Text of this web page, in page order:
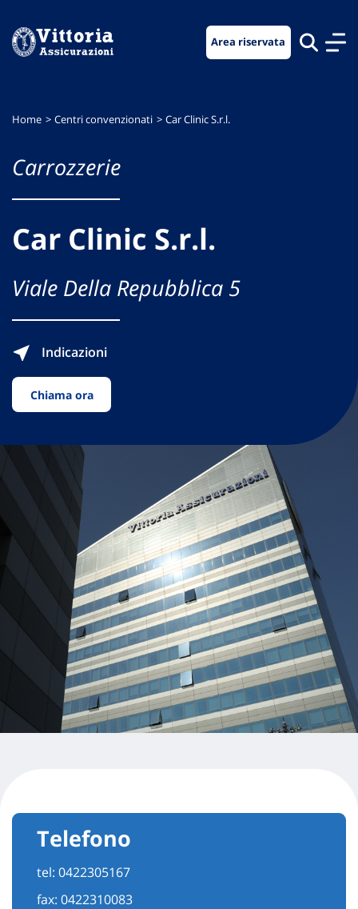
menu
contenuto
footer
Area riservata
Home Centri convenzionati Car Clinic S.r.l.
Carrozzerie
Car Clinic S.r.l.
Viale Della Repubblica 5
Indicazioni
Chiama ora
Telefono
tel: 0422305167
fax: 0422310083